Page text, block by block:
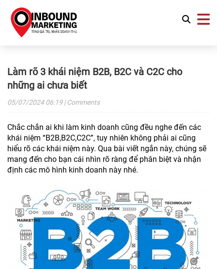
Làm rõ 3 khái niệm B2B, B2C và C2C cho
những ai chưa biết
05/07/202406:19| Comments
Chắc chắn ai khi làm kinh doanh cũng đều nghe đến các
khái niệm “B2B,B2C,C2C”, tuy nhiên không phải ai cũng
hiểu rõ các khái niệm này. Qua bài viết ngắn này, chúng sẽ
mang đến cho bạn cái nhìn rõ ràng để phân biệt và nhận
định các mô hình kinh doanh này nhé.